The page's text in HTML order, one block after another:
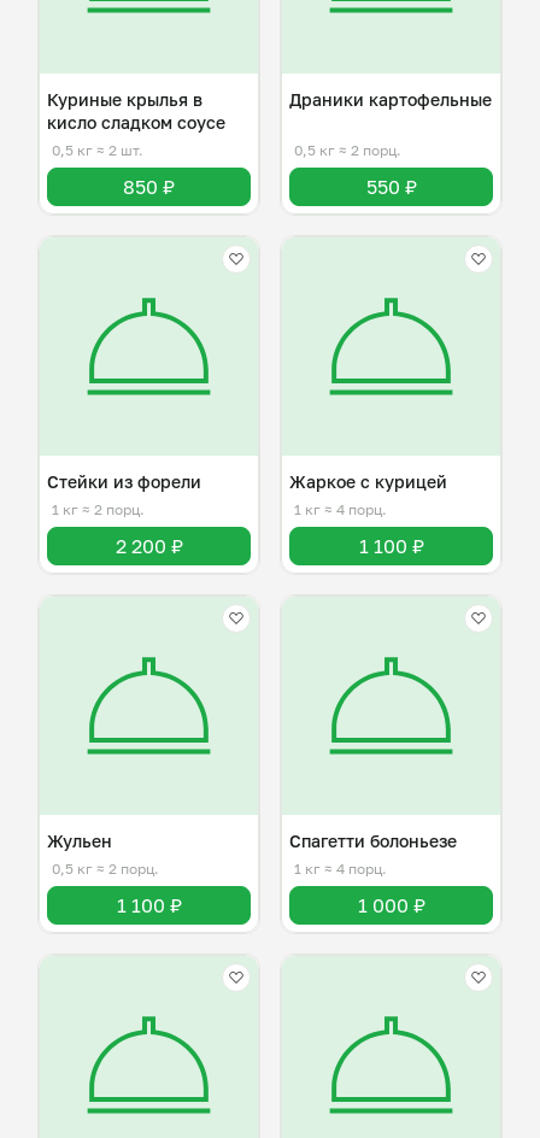
Куриные крылья в
кисло сладком соусе
0,5 кг ≈ 2 шт.
850 ₽
Драники картофельные
0,5 кг ≈ 2 порц.
550 ₽
Стейки из форели
1 кг ≈ 2 порц.
2 200 ₽
Жаркое с курицей
1 кг ≈ 4 порц.
1 100 ₽
Жульен
0,5 кг ≈ 2 порц.
1 100 ₽
Спагетти болоньезе
1 кг ≈ 4 порц.
1 000 ₽